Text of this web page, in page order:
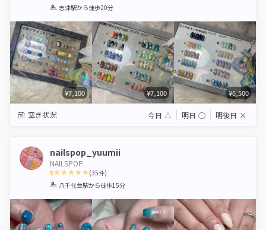
1 2 3 4 5
志津駅から徒歩20分
¥7,100 ¥7,100 ¥6,500
空き状況 今日 △ 明日 ◯ 明後日 ×
nailspop_yuumii
NAILSPOP
5
1 2 3 4 5
(35件)
八千代台駅から徒歩15分